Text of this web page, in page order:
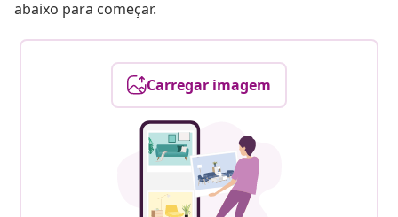
abaixo para começar.
Carregar imagem